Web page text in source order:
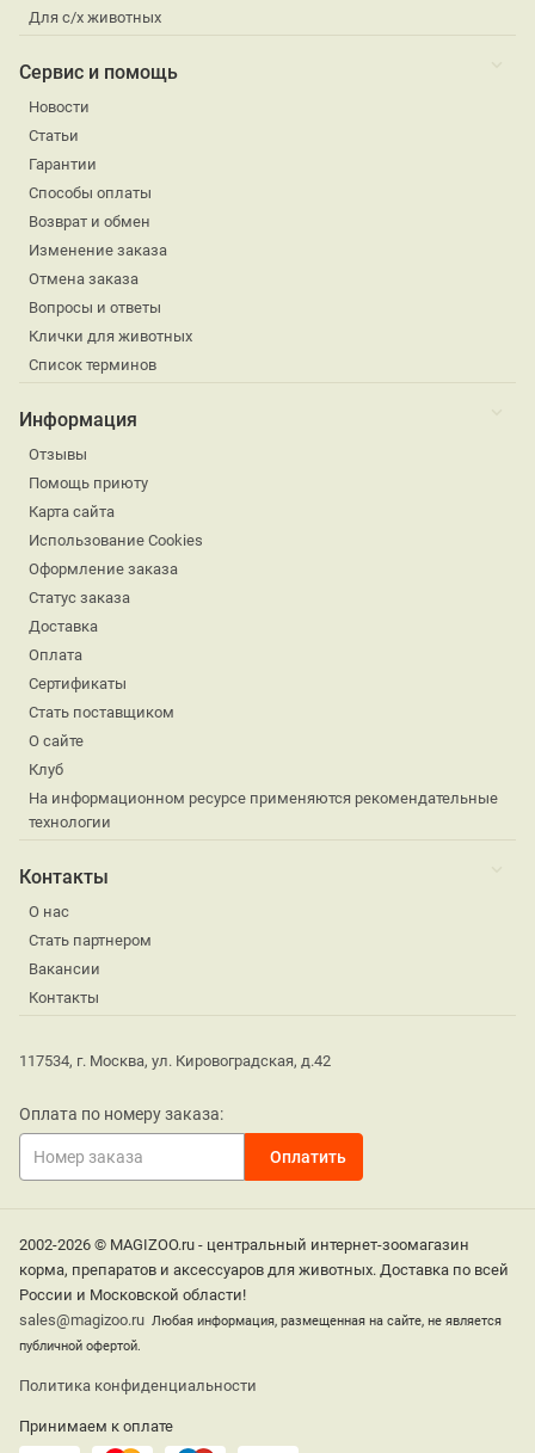
Для с/х животных
Сервис и помощь
Новости
Статьи
Гарантии
Способы оплаты
Возврат и обмен
Изменение заказа
Отмена заказа
Вопросы и ответы
Клички для животных
Список терминов
Информация
Отзывы
Помощь приюту
Карта сайта
Использование Cookies
Оформление заказа
Статус заказа
Доставка
Оплата
Сертификаты
Стать поставщиком
О сайте
Клуб
На информационном ресурсе применяются рекомендательные
технологии
Контакты
О нас
Стать партнером
Вакансии
Контакты
117534, г. Москва, ул. Кировоградская, д.42
Оплата по номеру заказа:
2002-2026 © MAGIZOO.ru - центральный интернет-зоомагазин
корма, препаратов и аксессуаров для животных. Доставка по всей
России и Московской области!
sales@magizoo.ru Любая информация, размещенная на сайте, не является
публичной офертой.
Политика конфиденциальности
Принимаем к оплате